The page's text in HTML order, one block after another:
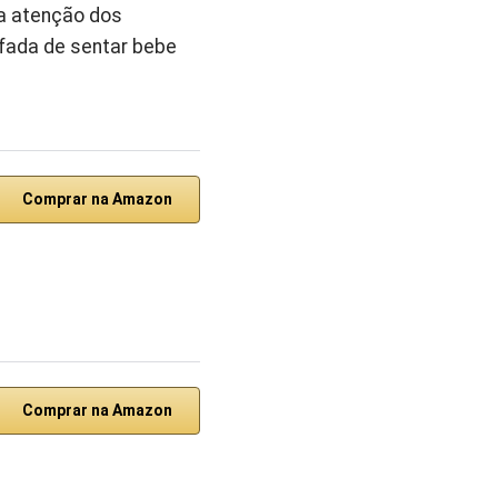
atenção dos
de sentar bebe
Comprar na Amazon
Comprar na Amazon